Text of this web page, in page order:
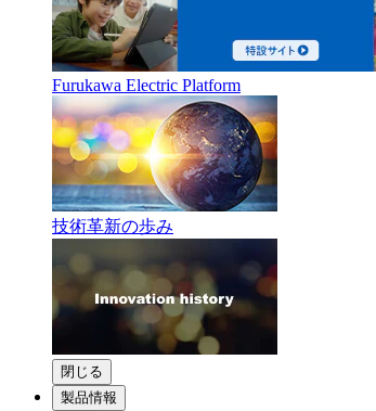
Furukawa Electric Platform
技術革新の歩み
閉じる
製品情報